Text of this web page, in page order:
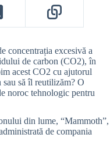
concentrația excesivă a
de carbon (CO2), în
acest CO2 cu ajutorul
sau să îl reutilizăm? O
noroc tehnologic pentru
din lume, “Mammoth”,
de compania